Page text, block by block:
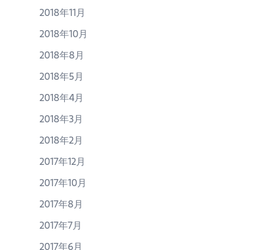
2018年11月
2018年10月
2018年8月
2018年5月
2018年4月
2018年3月
2018年2月
2017年12月
2017年10月
2017年8月
2017年7月
2017年6月